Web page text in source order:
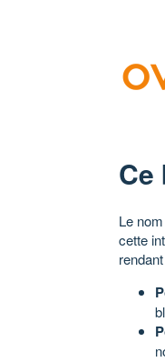
Ce
Le
cette